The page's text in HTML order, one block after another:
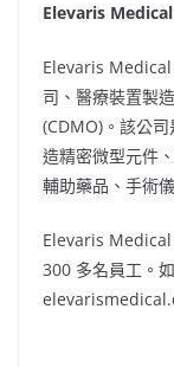
Elevaris Medical
Elevaris Medical
司、醫療裝置製
(CDMO)。該公
造精密微型元件
輔助藥品、手術
Elevaris Medical
300 多名員工。